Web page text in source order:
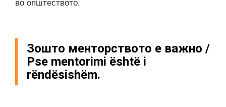
Зошто менторството е важно /
Pse mentorimi është i
rëndësishëm.